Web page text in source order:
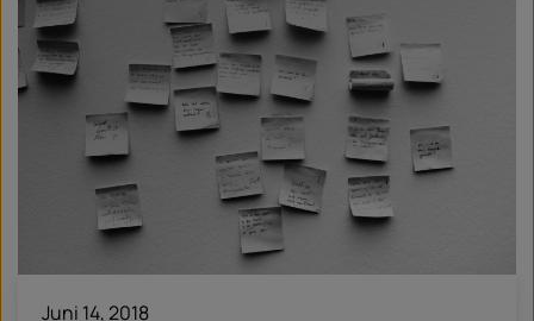
Juni 14, 2018